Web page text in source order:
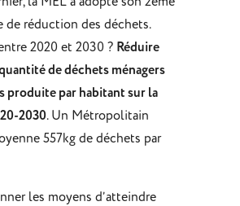
de réduction des déchets.
2020 et 2030 ? Réduire
de déchets ménagers
produite par habitant sur la
2030. Un Métropolitain
557kg de déchets par
les moyens d’atteindre